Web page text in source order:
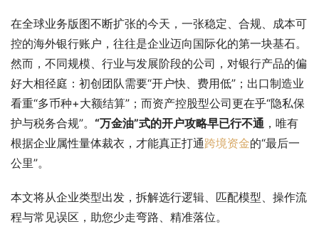
在全球业务版图不断扩张的今天，一张稳定、合规、成本可
控的海外银行账户，往往是企业迈向国际化的第一块基石。
然而，不同规模、行业与发展阶段的公司，对银行产品的偏
好大相径庭：初创团队需要“开户快、费用低”；出口制造业
看重“多币种+大额结算”；而资产控股型公司更在乎“隐私保
护与税务合规”。 “万金油”式的开户攻略早已行不通 ，唯有
根据企业属性量体裁衣，才能真正打通跨境资金的“最后一
公里”。
本文将从企业类型出发，拆解选行逻辑、匹配模型、操作流
程与常见误区，助您少走弯路、精准落位。